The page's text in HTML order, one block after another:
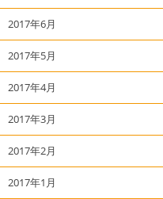
2017年6月
2017年5月
2017年4月
2017年3月
2017年2月
2017年1月